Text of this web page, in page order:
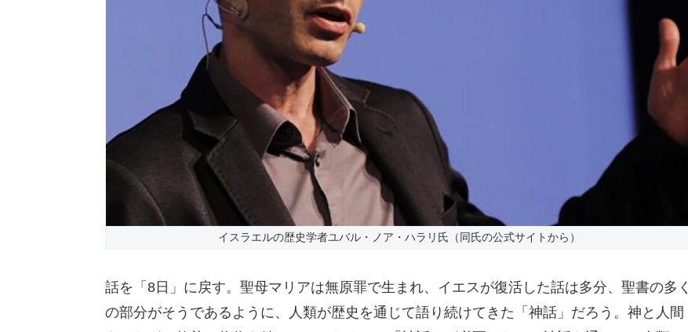
イスラエルの歴史学者ユバル・ノア・ハラリ氏（同氏の公式サイトから）
話を「8日」に戻す。聖母マリアは無原罪で生まれ、イエスが復活した話は多分、聖書の多く
の部分がそうであるように、人類が歴史を通じて語り続けてきた「神話」だろう。神と人間